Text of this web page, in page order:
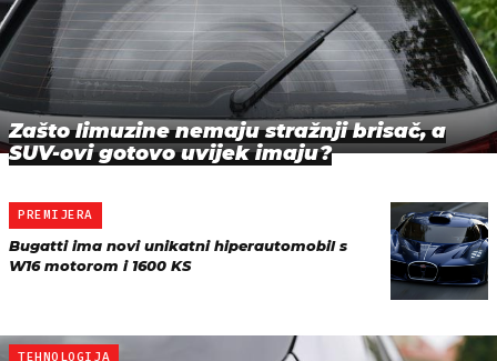
Zašto limuzine nemaju stražnji brisač, a
SUV-ovi gotovo uvijek imaju?
PREMIJERA
Bugatti ima novi unikatni hiperautomobil s
W16 motorom i 1600 KS
TEHNOLOGIJA